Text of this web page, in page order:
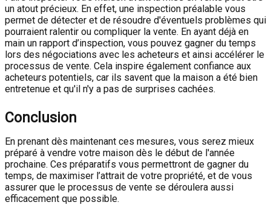
un atout précieux. En effet, une inspection préalable vous
permet de détecter et de résoudre d'éventuels problèmes qui
pourraient ralentir ou compliquer la vente. En ayant déjà en
main un rapport d’inspection, vous pouvez gagner du temps
lors des négociations avec les acheteurs et ainsi accélérer le
processus de vente. Cela inspire également confiance aux
acheteurs potentiels, car ils savent que la maison a été bien
entretenue et qu'il n'y a pas de surprises cachées.
Conclusion
En prenant dès maintenant ces mesures, vous serez mieux
préparé à vendre votre maison dès le début de l'année
prochaine. Ces préparatifs vous permettront de gagner du
temps, de maximiser l’attrait de votre propriété, et de vous
assurer que le processus de vente se déroulera aussi
efficacement que possible.